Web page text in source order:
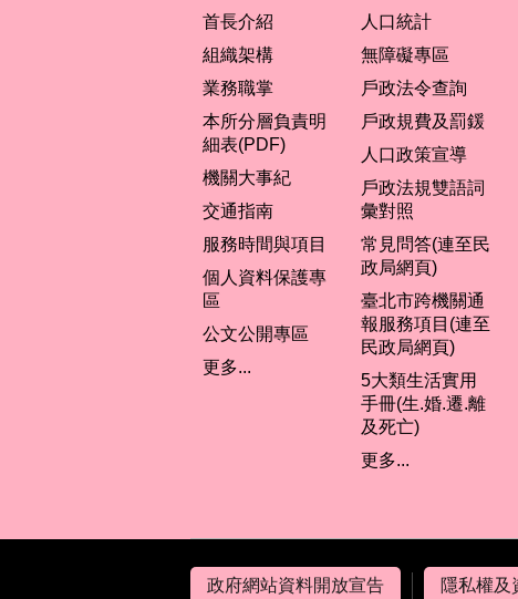
首長介紹
組織架構
業務職掌
本所分層負責明
細表(PDF)
機關大事紀
交通指南
服務時間與項目
個人資料保護專
區
公文公開專區
更多...
人口統計
無障礙專區
戶政法令查詢
戶政規費及罰鍰
人口政策宣導
戶政法規雙語詞
彙對照
常見問答(連至民
政局網頁)
臺北市跨機關通
報服務項目(連至
民政局網頁)
5大類生活實用
手冊(生.婚.遷.離
及死亡)
更多...
政府網站資料開放宣告 隱私權及